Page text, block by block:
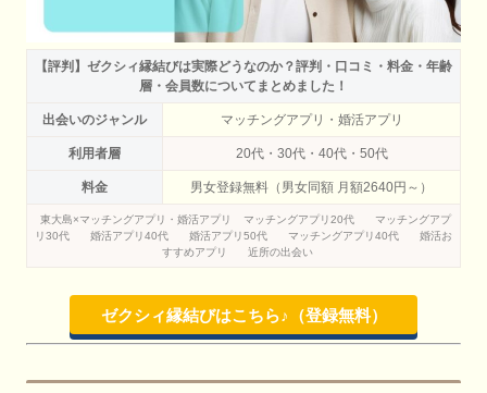
【評判】ゼクシィ縁結びは実際どうなのか？評判・口コミ・料金・年齢
層・会員数についてまとめました！
出会いのジャンル マッチングアプリ・婚活アプリ
利用者層 20代・30代・40代・50代
料金 男女登録無料（男女同額 月額2640円～）
東大島×マッチングアプリ・婚活アプリ マッチングアプリ20代
マッチングアプ
リ30代
婚活アプリ40代 婚活アプリ50代 マッチングアプリ40代
婚活お
すすめアプリ
近所の出会い
ゼクシィ縁結びはこちら♪（登録無料）